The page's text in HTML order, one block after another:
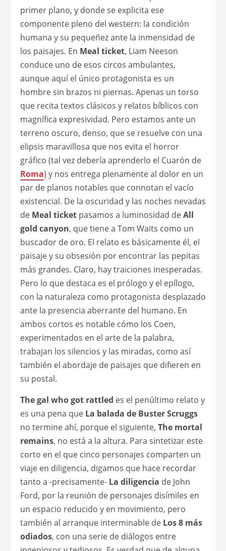
primer plano, y donde se explicita ese
componente pleno del western: la condición
humana y su pequeñez ante la inmensidad de
los paisajes. En Meal ticket, Liam Neeson
conduce uno de esos circos ambulantes,
aunque aquí el único protagonista es un
hombre sin brazos ni piernas. Apenas un torso
que recita textos clásicos y relatos bíblicos con
magnífica expresividad. Pero estamos ante un
terreno oscuro, denso, que se resuelve con una
elipsis maravillosa que nos evita el horror
gráfico (tal vez debería aprenderlo el Cuarón de
Roma) y nos entrega plenamente al dolor en un
par de planos notables que connotan el vacío
existencial. De la oscuridad y las noches nevadas
de Meal ticket pasamos a luminosidad deAll
gold canyon, que tiene a Tom Waits como un
buscador de oro. El relato es básicamente él, el
paisaje y su obsesión por encontrar las pepitas
más grandes. Claro, hay traiciones inesperadas.
Pero lo que destaca es el prólogo y el epílogo,
con la naturaleza como protagonista desplazado
ante la presencia aberrante del humano. En
ambos cortos es notable cómo los Coen,
experimentados en el arte de la palabra,
trabajan los silencios y las miradas, como así
también el abordaje de paisajes que difieren en
su postal.
The gal who got rattled es el penúltimo relato y
es una pena que La balada de Buster Scruggs
no termine ahí, porque el siguiente, The mortal
remains, no está a la altura. Para sintetizar este
corto en el que cinco personajes comparten un
viaje en diligencia, digamos que hace recordar
tanto a -precisamente- La diligencia de John
Ford, por la reunión de personajes disímiles en
un espacio reducido y en movimiento, pero
también al arranque interminable de Los 8 más
odiados, con una serie de diálogos entre